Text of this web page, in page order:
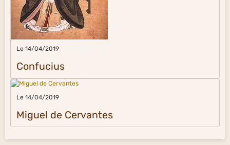
Le 14/04/2019
Confucius
Le 14/04/2019
Miguel de Cervantes